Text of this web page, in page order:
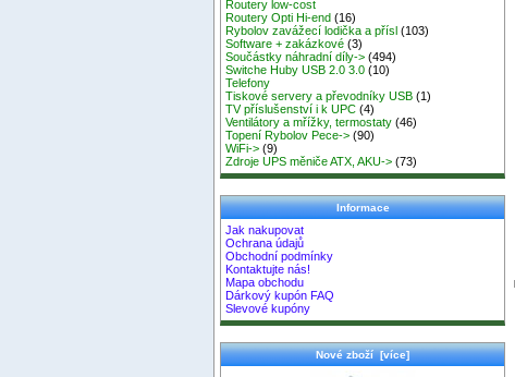
Routery low-cost
Routery Opti Hi-end (16)
Rybolov zavážecí lodička a přísl (103)
Software + zakázkové (3)
Součástky náhradní díly-> (494)
Switche Huby USB 2.0 3.0 (10)
Telefony
Tiskové servery a převodníky USB (1)
TV příslušenství i k UPC (4)
Ventilátory a mřížky, termostaty (46)
Topení Rybolov Pece-> (90)
WiFi-> (9)
Zdroje UPS měniče ATX, AKU-> (73)
Informace
Jak nakupovat
Ochrana údajů
Obchodní podmínky
Kontaktujte nás!
Mapa obchodu
Dárkový kupón FAQ
Slevové kupóny
Nové zboží [více]